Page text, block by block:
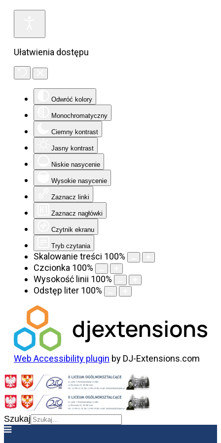
Ułatwienia dostępu
Odwróć kolory
Monochromatyczny
Ciemny kontrast
Jasny kontrast
Niskie nasycenie
Wysokie nasycenie
Zaznacz linki
Zaznacz nagłówki
Czytnik ekranu
Tryb czytania
Skalowanie treści 100%
Czcionka 100%
Wysokość linii 100%
Odstęp liter 100%
Web Accessibility plugin by DJ-Extensions.com
Szukaj